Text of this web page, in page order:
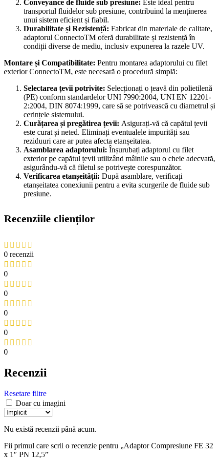
Conveyance de fluide sub presiune: Este ideal pentru
transportul fluidelor sub presiune, contribuind la menținerea
unui sistem eficient și fiabil.
Durabilitate și Rezistență: Fabricat din materiale de calitate,
adaptorul ConnectoTM oferă durabilitate și rezistență în
condiții diverse de mediu, inclusiv expunerea la razele UV.
Montare și Compatibilitate: Pentru montarea adaptorului cu filet
exterior ConnectoTM, este necesară o procedură simplă:
Selectarea țevii potrivite: Selecționați o țeavă din polietilenă
(PE) conform standardelor UNI 7990:2004, UNI EN 12201-
2:2004, DIN 8074:1999, care să se potrivească cu diametrul și
cerințele sistemului.
Curățarea și pregătirea țevii: Asigurați-vă că capătul țevii
este curat și neted. Eliminați eventualele impurități sau
reziduuri care ar putea afecta etanșeitatea.
Asamblarea adaptorului: Înșurubați adaptorul cu filet
exterior pe capătul țevii utilizând mâinile sau o cheie adecvată,
asigurându-vă că filetul se potrivește corespunzător.
Verificarea etanșeității: După asamblare, verificați
etanșeitatea conexiunii pentru a evita scurgerile de fluide sub
presiune.
Recenziile clienților
0 recenzii
0
0
0
0
0
Recenzii
Resetare filtre
Doar cu imagini
Nu există recenzii până acum.
Fii primul care scrii o recenzie pentru „Adaptor Compresiune FE 32
x 1″ PN 12,5”